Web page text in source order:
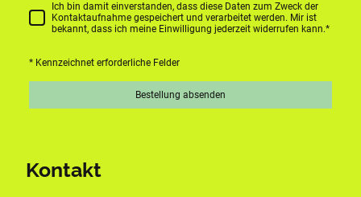
Ich bin damit einverstanden, dass diese Daten zum Zweck der
Kontaktaufnahme gespeichert und verarbeitet werden. Mir ist
bekannt, dass ich meine Einwilligung jederzeit widerrufen kann.*
* Kennzeichnet erforderliche Felder
Bestellung absenden
Kontakt